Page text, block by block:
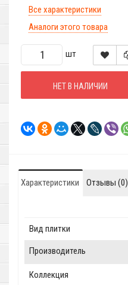
Все характеристики
Аналоги этого товара
шт
НЕТ В НАЛИЧИИ
Характеристики Отзывы (0)
Вид плитки
Производитель
Коллекция